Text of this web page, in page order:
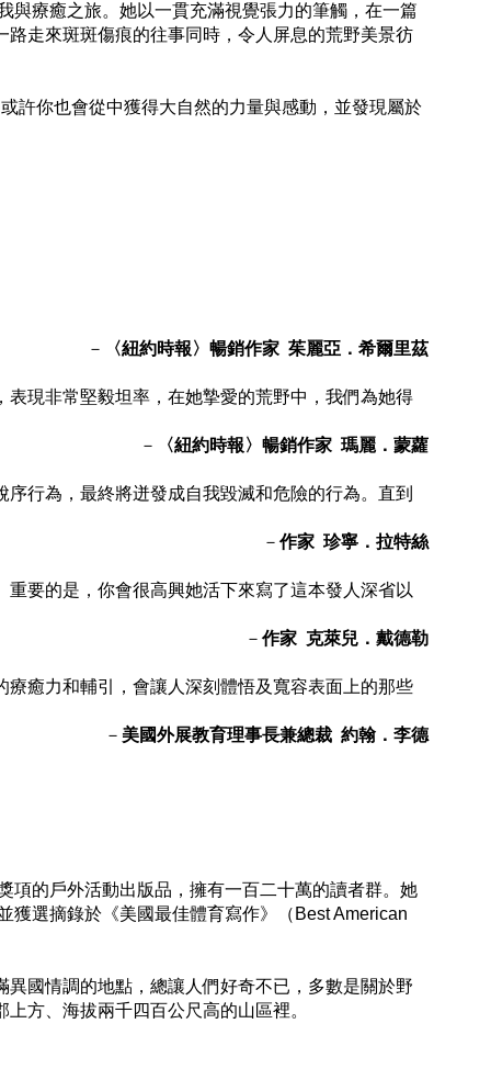
療癒之旅。她以一貫充滿視覺張力的筆觸，在一篇
走來斑斑傷痕的往事同時，令人屏息的荒野美景彷
你也會從中獲得大自然的力量與感動，並發現屬於
－ 〈紐約時報〉暢銷作家 茱麗亞．希爾里茲
現非常堅毅坦率，在她摯愛的荒野中，我們為她得
－ 〈紐約時報〉暢銷作家 瑪麗．蒙蘿
行為，最終將迸發成自我毀滅和危險的行為。直到
－ 作家 珍寧．拉特絲
要的是，你會很高興她活下來寫了這本發人深省以
－ 作家 克萊兒．戴德勒
癒力和輔引，會讓人深刻體悟及寬容表面上的那些
－ 美國外展教育理事長兼總裁 約翰．李德
的戶外活動出版品，擁有一百二十萬的讀者群。她
選摘錄於《美國最佳體育寫作》（Best American
國情調的地點，總讓人們好奇不已，多數是關於野
方、海拔兩千四百公尺高的山區裡。